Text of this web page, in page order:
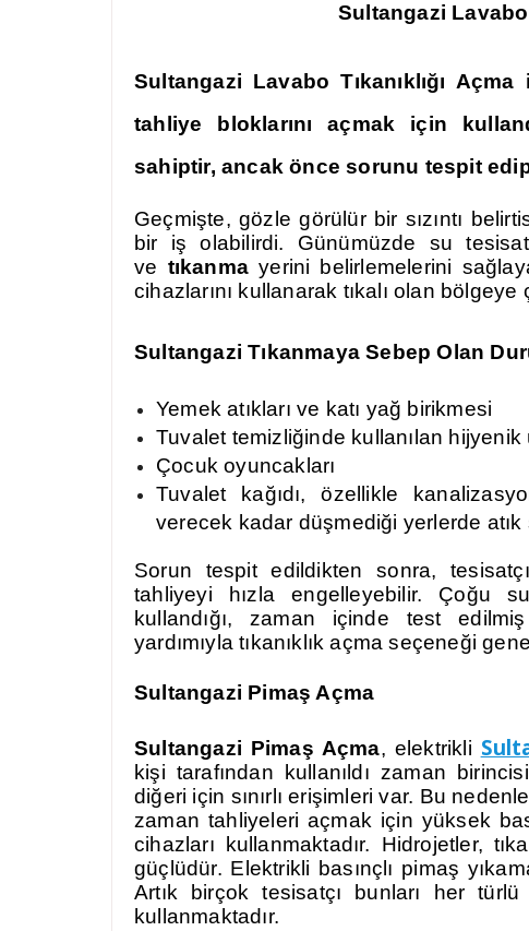
Sultangazi Lavabo
Sultangazi Lavabo Tıkanıklığı Açma
tahliye bloklarını açmak için
sahiptir, ancak önce sorunu tespit edip
Geçmişte, gözle görülür bir sızıntı
bir iş olabilirdi. Günümüzde su
ve tıkanmayerini belirlemelerini
cihazlarını kullanarak tıkalı olan
Sultangazi Tıkanmaya Sebep Olan
Yemek atıkları ve katı yağ birikmesi
Tuvalet temizliğinde kullanılan hijyenik
Çocuk oyuncakları
Tuvalet kağıdı, özellikle
verecek kadar düşmediği yerlerde atık
Sorun tespit edildikten sonra,
tahliyeyi hızla engelleyebilir. Çoğu
kullandığı, zaman içinde test
yardımıyla tıkanıklık açma seçeneği
Sultangazi Pimaş Açma
Sultangazi Pimaş Açma, elektrikli
kişi tarafından kullanıldı zaman
diğeri için sınırlı erişimleri var. Bu
zaman tahliyeleri açmak için yüksek
cihazları kullanmaktadır. Hidrojetler,
güçlüdür. Elektrikli basınçlı pimaş
Artık birçok tesisatçı bunları her türlü
kullanmaktadır.